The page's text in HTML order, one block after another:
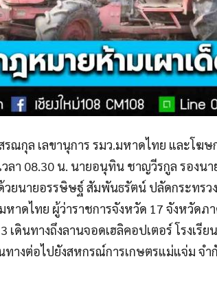
รณกุล เลขานุการ รมว.มหาดไทย และโฆ
วลา 08.30 น. นายอนุทิน ชาญวีรกูล รองน
วยนายอรรษิษฐ์ สัมพันธรัตน์ ปลัดกระทร
หาดไทย ผู้ว่าราชการจังหวัด 17 จังหวัด
ดินทางถึงลานจอดเฮลิคอปเตอร์ โรงเรีย
ทางต่อไปยังสหกรณ์การเกษตรแม่แจ่ม จำ